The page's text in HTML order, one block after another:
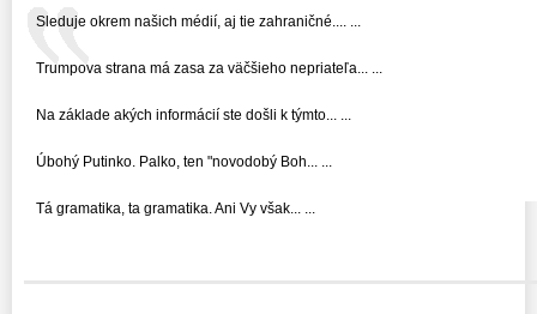
Sleduje okrem našich médií, aj tie zahraničné.... ...
Trumpova strana má zasa za väčšieho nepriateľa... ...
Na základe akých informácií ste došli k týmto... ...
Úbohý Putinko. Palko, ten "novodobý Boh... ...
Tá gramatika, ta gramatika. Ani Vy však... ...